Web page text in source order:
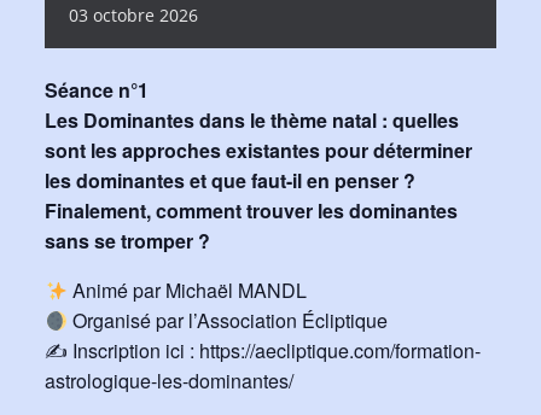
03 octobre 2026
Séance n°1
Les Dominantes dans le thème natal : quelles
sont les approches existantes pour déterminer
les dominantes et que faut-il en penser ?
Finalement, comment trouver les dominantes
sans se tromper ?
Animé par Michaël MANDL
Organisé par l’Association Écliptique
✍️ Inscription ici : https://aecliptique.com/formation-
astrologique-les-dominantes/